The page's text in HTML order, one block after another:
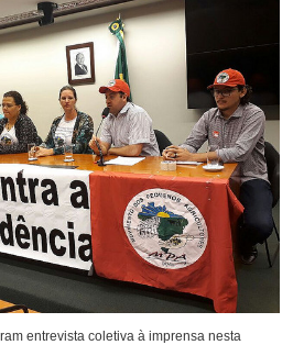
entrevista coletiva à imprensa nesta